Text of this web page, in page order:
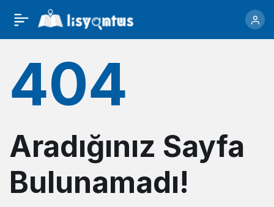
404
Aradığınız Sayfa
Bulunamadı!